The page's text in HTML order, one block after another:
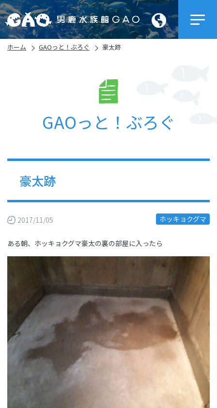
ホーム GAOっと！ぶろぐ 豪太跡
GAOっと！ぶろぐ
豪太跡
2017/11/05 ホッキョクグマ
ある朝、ホッキョクグマ豪太の裏の部屋に入ったら